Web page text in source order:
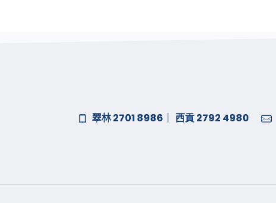
翠林 2701 8986 西貢 2792 4980